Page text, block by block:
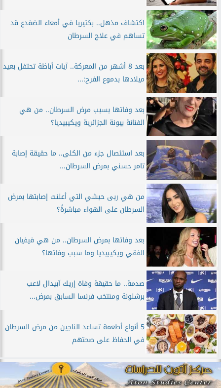
اكتشاف مذهل.. بكتيريا في أمعاء الضفدع قد
تساهم في علاج السرطان
بعد 8 أشهر من المعركة.. آيات أباظة تحتفل بعيد
ميلادها بدموع الفرح:...
بعد وفاتها بسبب مرض السرطان.. من هي
الفنانة بيونة الجزائرية ويكيبيديا؟
بعد استئصال جزء من الكلى.. ما حقيقة إصابة
تامر حسني بمرض السرطان...
من هي ربى حبشي التي أعلنت إصابتها بمرض
السرطان على الهواء مباشرةً؟
بعد وفاتها بمرض السرطان.. من هي فيفيان
الفقي ويكيبيديا وما سبب وفاتها؟
صدمة.. ما حقيقة وفاة إريك آبيدال لاعب
برشلونة ومنتخب فرنسا السابق بمرض...
5 أنواع أطعمة تساعد الناجين من مرض السرطان
في الحفاظ على صحتهم